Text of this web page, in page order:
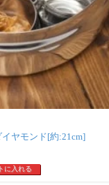
ヤモンド[約:21cm]
に入れる